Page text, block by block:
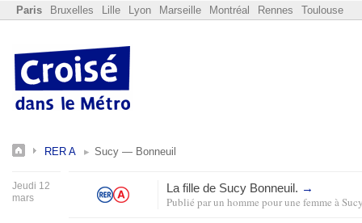
Paris Bruxelles Lille Lyon Marseille Montréal Rennes Toulouse
RER A Sucy — Bonneuil
Jeudi 12
mars
La fille de Sucy Bonneuil. →
Publié parun homme pour une femme à